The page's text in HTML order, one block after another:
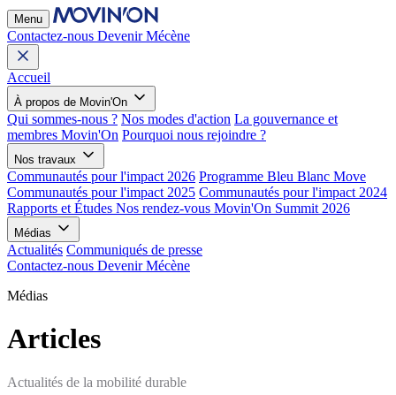
Menu
Contactez-nous Devenir Mécène
Accueil
À propos de Movin'On
Qui sommes-nous ? Nos modes d'action La gouvernance et
membres Movin'On Pourquoi nous rejoindre ?
Nos travaux
Communautés pour l'impact 2026 Programme Bleu Blanc Move
Communautés pour l'impact 2025 Communautés pour l'impact 2024
Rapports et Études Nos rendez-vous Movin'On Summit 2026
Médias
Actualités Communiqués de presse
Contactez-nous Devenir Mécène
Médias
Articles
Actualités de la mobilité durable